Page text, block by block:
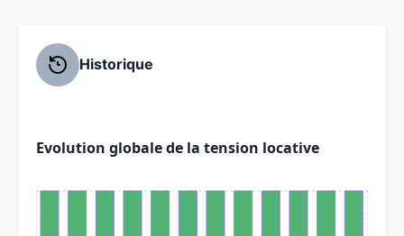
Historique
Evolution globale de la tension locative